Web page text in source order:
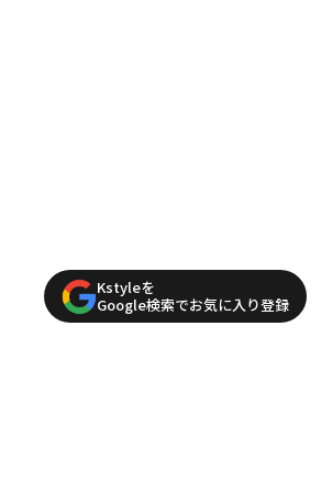
Kstyleを
Google検索でお気に入り登録